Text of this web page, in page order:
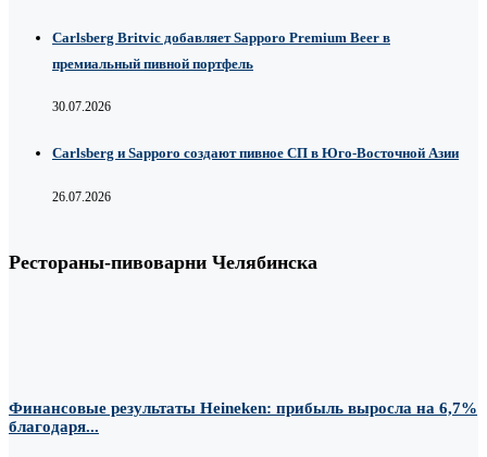
Carlsberg Britvic добавляет Sapporo Premium Beer в
премиальный пивной портфель
30.07.2026
Carlsberg и Sapporo создают пивное СП в Юго-Восточной Азии
26.07.2026
Рестораны-пивоварни Челябинска
Финансовые результаты Heineken: прибыль выросла на 6,7%
благодаря...